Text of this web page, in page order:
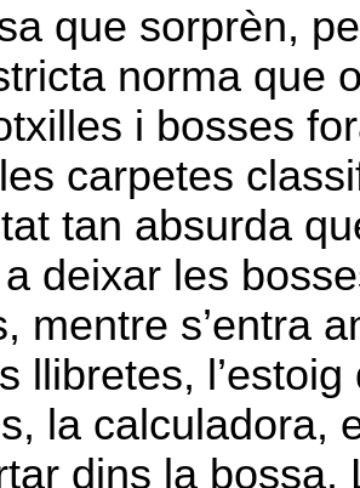
que sorprèn,
norma que
i bosses
carpetes
tan absurda
a deixar les
mentre s’entra
llibretes,
la calculadora,
dins la bossa.